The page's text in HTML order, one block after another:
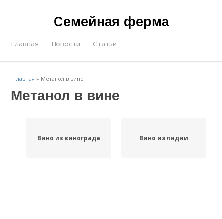
Семейная ферма
Главная Новости Статьи
Главная » Метанол в вине
Метанол в вине
Вино из винограда Вино из лидии